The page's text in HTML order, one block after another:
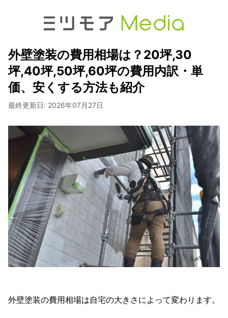
外壁塗装の費用相場は？20坪,30
坪,40坪,50坪,60坪の費用内訳・単
価、安くする方法も紹介
最終更新日: 2026年07月27日
外壁塗装の費用相場は自宅の大きさによって変わります。